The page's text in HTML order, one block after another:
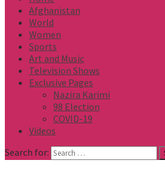
Afghanistan
World
Women
Sports
Art and Music
Television Shows
Exclusive Pages
Nazira Karimi
98 Election
COVID-19
Videos
Search for: